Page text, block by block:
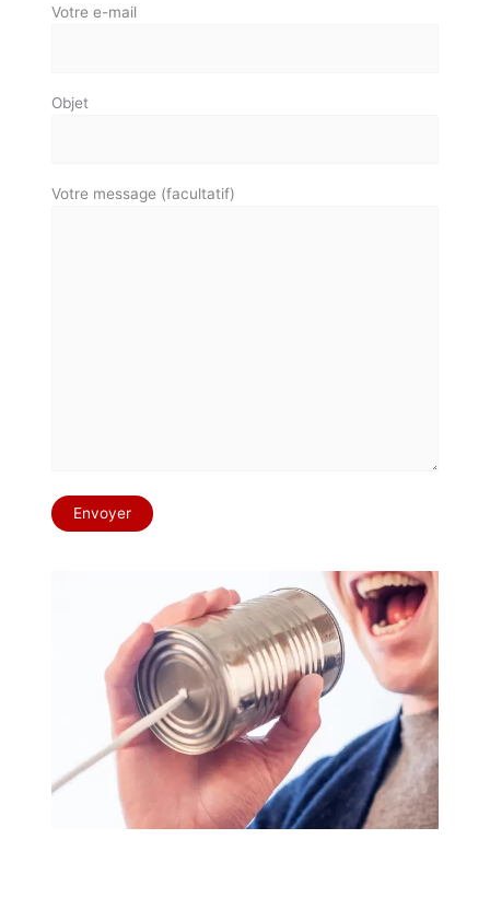
Votre e-mail
Objet
Votre message (facultatif)